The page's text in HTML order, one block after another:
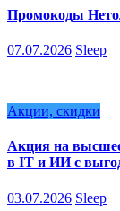
Промокоды
07.07.2026 Sleep
Акции, скидки
Акция на
в IT и ИИ с
03.07.2026 Sleep